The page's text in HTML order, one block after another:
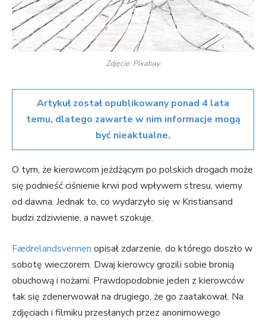
Zdjęcie: Pixabay.
Artykuł został opublikowany ponad 4 lata
temu, dlatego zawarte w nim informacje mogą
być nieaktualne.
O tym, że kierowcom jeżdżącym po polskich drogach może
się podnieść ciśnienie krwi pod wpływem stresu, wiemy
od dawna. Jednak to, co wydarzyło się w Kristiansand
budzi zdziwienie, a nawet szokuje.
Fædrelandsvennen opisał zdarzenie, do którego doszło w
sobotę wieczorem. Dwaj kierowcy grozili sobie bronią
obuchową i nożami. Prawdopodobnie jeden z kierowców
tak się zdenerwował na drugiego, że go zaatakował. Na
zdjęciach i filmiku przesłanych przez anonimowego